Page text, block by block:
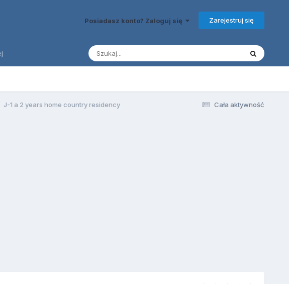
Posiadasz konto? Zaloguj się Zarejestruj się
Cała aktywność
J-1 a 2 years home country residency